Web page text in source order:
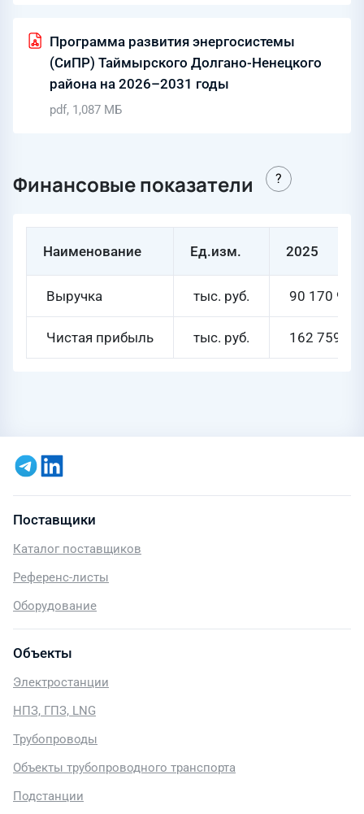
Программа развития энергосистемы
(СиПР) Таймырского Долгано-Ненецкого
района на 2026–2031 годы
pdf, 1,087 МБ
Финансовые показатели
Наименование Ед.изм. 2025
Выручка тыс. руб. 90 170 982
Чистая прибыль тыс. руб. 162 759
Поставщики
Каталог поставщиков
Референс-листы
Оборудование
Объекты
Электростанции
НПЗ, ГПЗ, LNG
Трубопроводы
Объекты трубопроводного транспорта
Подстанции